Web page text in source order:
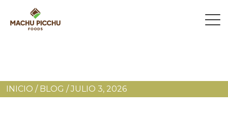
INICIO / BLOG /JULIO 3, 2026